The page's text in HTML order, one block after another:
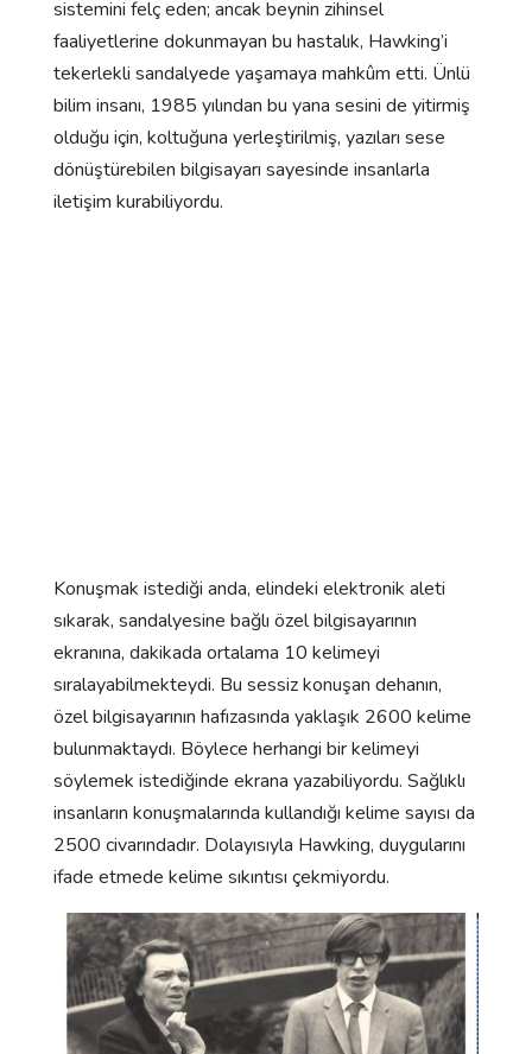
sistemini felç eden; ancak beynin zihinsel
faaliyetlerine dokunmayan bu hastalık, Hawking’i
tekerlekli sandalyede yaşamaya mahkûm etti. Ünlü
bilim insanı, 1985 yılından bu yana sesini de yitirmiş
olduğu için, koltuğuna yerleştirilmiş, yazıları sese
dönüştürebilen bilgisayarı sayesinde insanlarla
iletişim kurabiliyordu.
Konuşmak istediği anda, elindeki elektronik aleti
sıkarak, sandalyesine bağlı özel bilgisayarının
ekranına, dakikada ortalama 10 kelimeyi
sıralayabilmekteydi. Bu sessiz konuşan dehanın,
özel bilgisayarının hafızasında yaklaşık 2600 kelime
bulunmaktaydı. Böylece herhangi bir kelimeyi
söylemek istediğinde ekrana yazabiliyordu. Sağlıklı
insanların konuşmalarında kullandığı kelime sayısı da
2500 civarındadır. Dolayısıyla Hawking, duygularını
ifade etmede kelime sıkıntısı çekmiyordu.